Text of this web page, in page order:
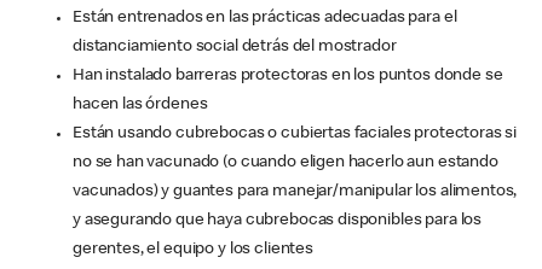
Están entrenados en las prácticas adecuadas para el
distanciamiento social detrás del mostrador
Han instalado barreras protectoras en los puntos donde se
hacen las órdenes
Están usando cubrebocas o cubiertas faciales protectoras si
no se han vacunado (o cuando eligen hacerlo aun estando
vacunados) y guantes para manejar/manipular los alimentos,
y asegurando que haya cubrebocas disponibles para los
gerentes, el equipo y los clientes